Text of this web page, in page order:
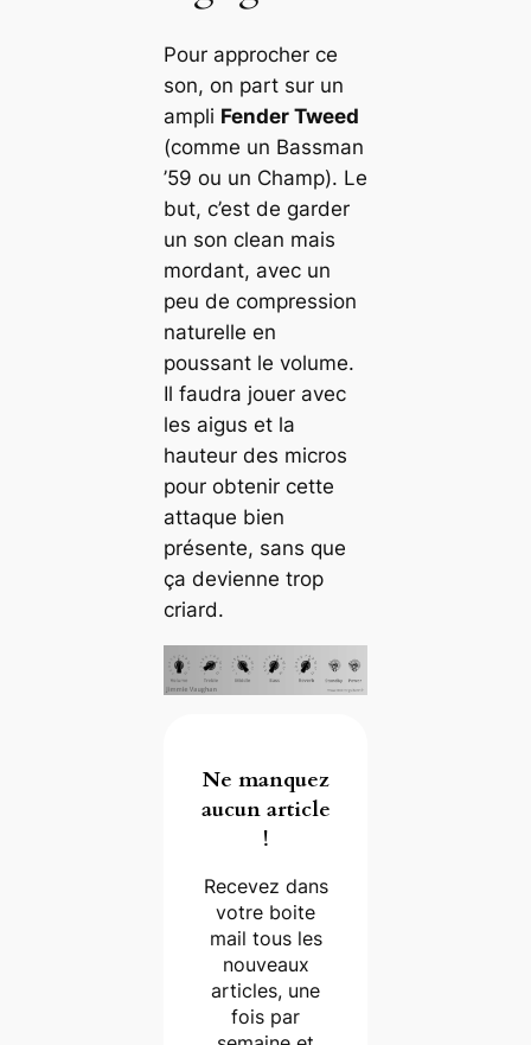
Pour approcher ce
son, on part sur un
ampli Fender Tweed
(comme un Bassman
’59 ou un Champ). Le
but, c’est de garder
un son clean mais
mordant, avec un
peu de compression
naturelle en
poussant le volume.
Il faudra jouer avec
les aigus et la
hauteur des micros
pour obtenir cette
attaque bien
présente, sans que
ça devienne trop
criard.
Ne manquez
aucun article
!
Recevez dans
votre boite
mail tous les
nouveaux
articles, une
fois par